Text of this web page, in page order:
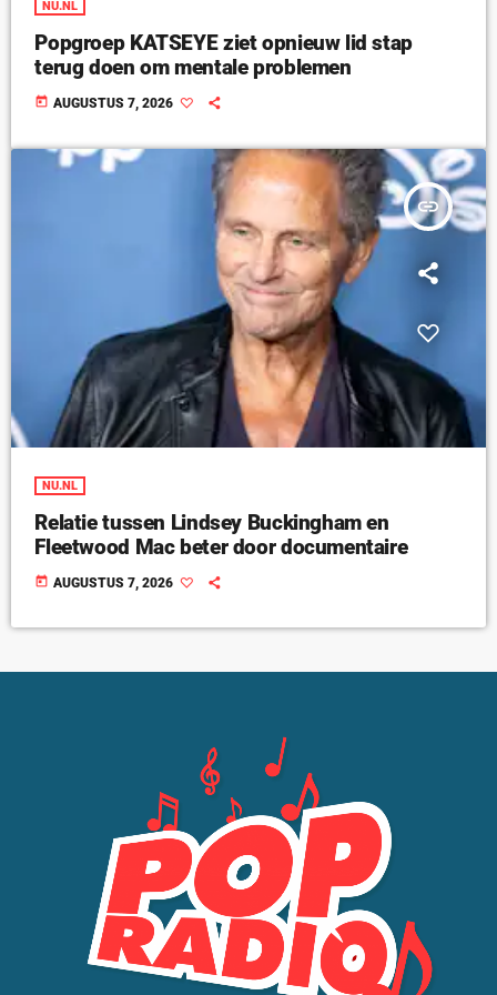
NU.NL
Popgroep KATSEYE ziet opnieuw lid stap
terug doen om mentale problemen
today AUGUSTUS 7, 2026
insert_link
NU.NL
Relatie tussen Lindsey Buckingham en
Fleetwood Mac beter door documentaire
today AUGUSTUS 7, 2026